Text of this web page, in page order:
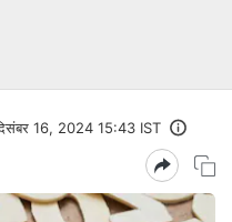
16, 2024 15:43 IST